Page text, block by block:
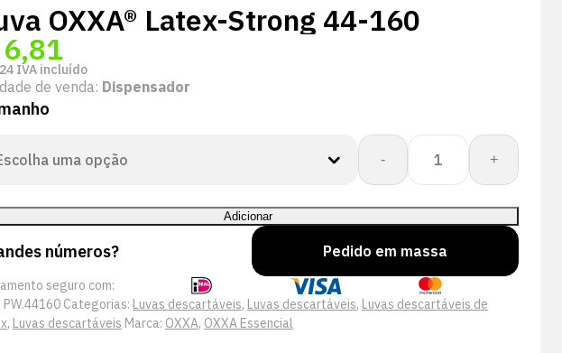
OXXA® Latex-Strong 44-160
6,81
IVA incluído
de venda: Dispensador
-
Quantidade
OXXA®
Latex-
Strong
44-
160
handschoen
+
Adicionar
números? Pedido em massa
seguro com:
PW.44160 Categorias: Luvas descartáveis, Luvas descartáveis, Luvas descartáveis de
, Luvas descartáveis Marca: OXXA, OXXA Essencial